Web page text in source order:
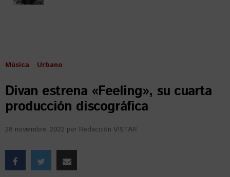
Música Urbano
Divan estrena «Feeling», su cuarta
producción discográfica
28 noviembre, 2022 por Redacción VISTAR